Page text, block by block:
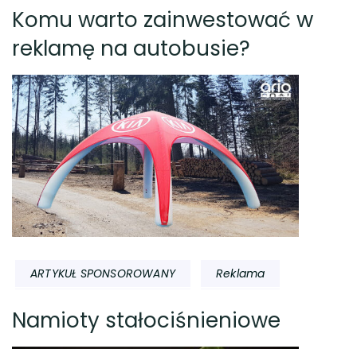
Komu warto zainwestować w
reklamę na autobusie?
ARTYKUŁ SPONSOROWANY Reklama
Namioty stałociśnieniowe